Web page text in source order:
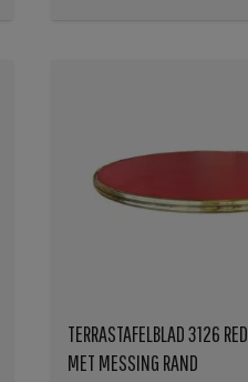
TERRASTAFELBLAD 3126 RED
MET MESSING RAND